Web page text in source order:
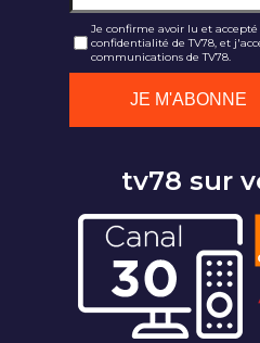
Je confirme avoir lu et
confidentialité de TV78, et
communications de TV78.
tv78 sur